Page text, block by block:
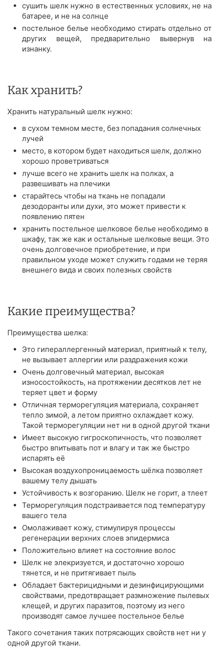
сушить шелк нужно в естественных условиях, не на
батарее, и не на солнце
постельное белье необходимо стирать отдельно от
других вещей, предварительно вывернув на
изнанку.
Как хранить?
Хранить натуральный шелк нужно:
в сухом темном месте, без попадания солнечных
лучей
место, в котором будет находиться шелк, должно
хорошо проветриваться
лучше всего не хранить шелк на полках, а
развешивать на плечики
старайтесь чтобы на ткань не попадали
дезодоранты или духи, это может привести к
появлению пятен
хранить постельное шелковое белье необходимо в
шкафу, так же как и остальные шелковые вещи. Это
очень долговечное приобретение, и при
правильном уходе может служить годами не теряя
внешнего вида и своих полезных свойств
Какие преимущества?
Преимущества шелка:
Это гипераллергенный материал, приятный к телу,
не вызывает аллергии или раздражения кожи
Очень долговечный материал, высокая
износостойкость, на протяжении десятков лет не
теряет цвет и форму
Отличная терморегуляция материала, сохраняет
тепло зимой, а летом приятно охлаждает кожу.
Такой терморегуляции нет ни в одной другой ткани
Имеет высокую гигроскопичность, что позволяет
быстро впитывать пот и влагу и так же быстро
испарять её
Высокая воздухопроницаемость шёлка позволяет
вашему телу дышать
Устойчивость к возгоранию. Шелк не горит, а тлеет
Терморегуляция подстраивается под температуру
вашего тела
Омолаживает кожу, стимулируя процессы
регенерации верхних слоев эпидермиса
Положительно влияет на состояние волос
Шелк не элекризуется, и достаточно хорошо
тянется, и не притягивает пыль
Обладает бактерицидными и дезинфицирующими
свойствами, предотвращает размножение пылевых
клещей, и других паразитов, поэтому из него
производят самое лучшее постельное белье
Такого сочетания таких потрясающих свойств нет ни у
одной другой ткани.